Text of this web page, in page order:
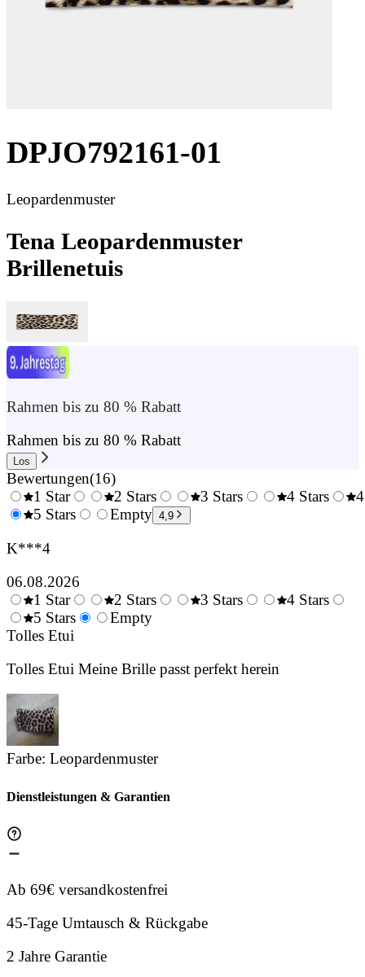
DPJO792161-01
Leopardenmuster
Tena Leopardenmuster
Brillenetuis
Rahmen bis zu 80 % Rabatt
Rahmen bis zu 80 % Rabatt
Los
Bewertungen(16)
0.5
1 Star
1.5
2 Stars
2.5
3 Stars
4 Stars
5 Stars
Empty 4,9
K***4
06.08.2026
0.5
Stars
1 Star
1.5
2 Stars
3 Stars
4 Stars
5 Stars
Empty
Tolles Etui
Tolles Etui Meine Brille passt perfekt herein
Farbe: Leopardenmuster
Dienstleistungen & Garantien
Ab 69€ versandkostenfrei
45-Tage Umtausch & Rückgabe
2 Jahre Garantie